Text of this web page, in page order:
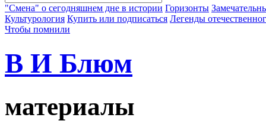
"Смена" о сегодняшнем дне в истории Горизонты
Культурология Купить или подписаться Легенды
Чтобы помнили
В И Блюм
материалы